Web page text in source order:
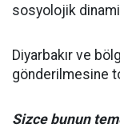
sosyolojik
Diyarbakır ve
gönderilmesine
Sizce bunun